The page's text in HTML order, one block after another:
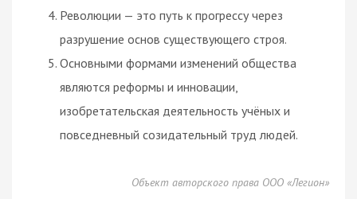
Революции — это путь к прогрессу через
разрушение основ существующего строя.
Основными формами изменений общества
являются реформы и инновации,
изобретательская деятельность учёных и
повседневный созидательный труд людей.
Объект авторского права ООО «Легион»